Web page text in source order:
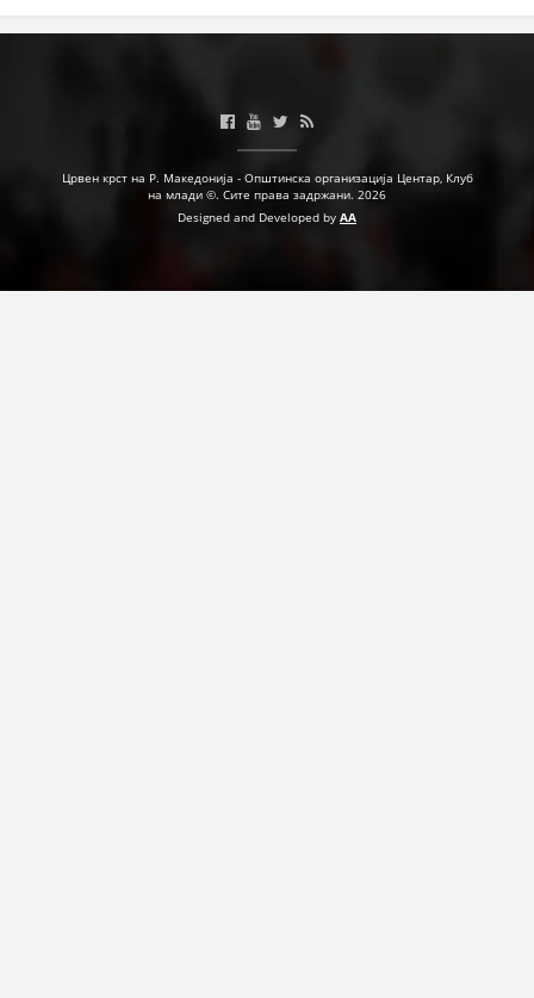
СТРАТЕГИИ
ЕДУКАТИВНО ИНФОРМАТИВНИ МАТЕРИЈАЛИ
БРОШУРИ
Црвен крст на Р. Македонија - Општинска организација Центар, Клуб
на млади ©. Сите права задржани. 2026
Designed and Developed by AA